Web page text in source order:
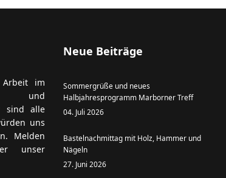
im
und
sind alle
uns
Melden
unser
Neue Beiträge
Sommergrüße und neues
Halbjahresprogramm Marborner Treff
04. Juli 2026
Bastelnachmittag mit Holz, Hammer und
Nägeln
27. Juni 2026